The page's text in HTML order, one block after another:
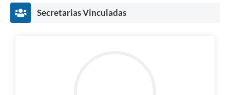
Secretarias Vinculadas